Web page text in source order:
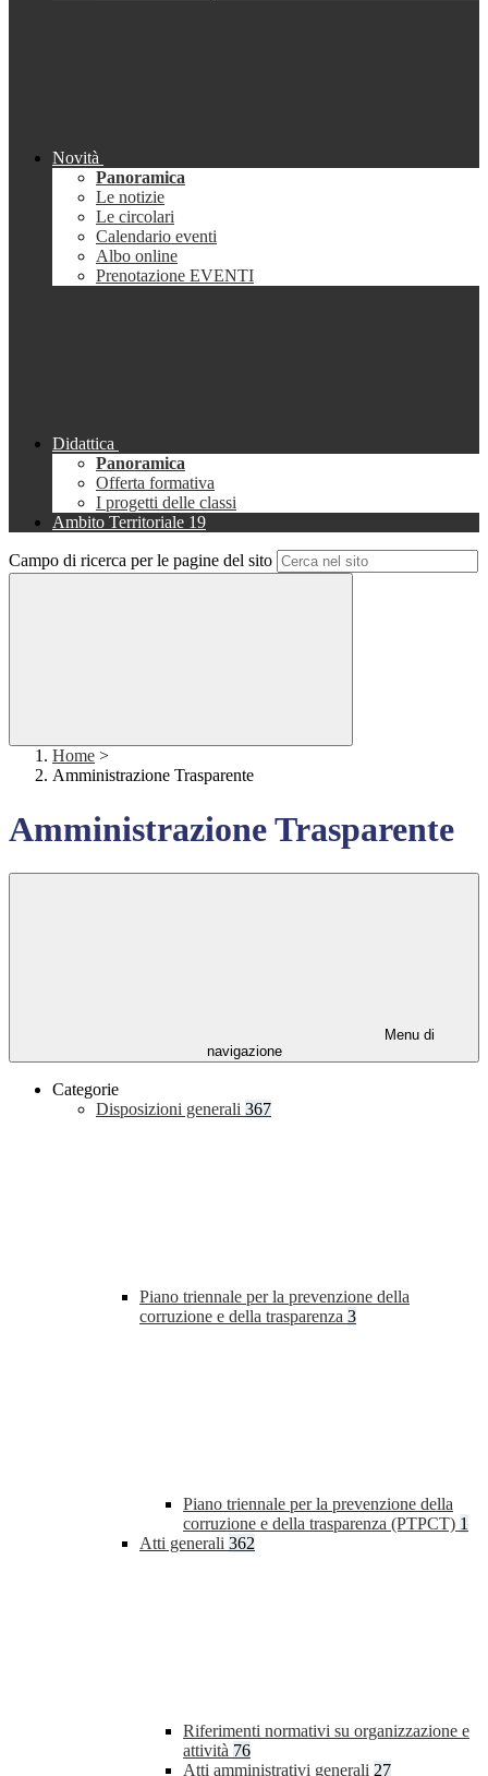
Novità
Panoramica
Le notizie
Le circolari
Calendario eventi
Albo online
Prenotazione EVENTI
Didattica
Panoramica
Offerta formativa
I progetti delle classi
Ambito Territoriale 19
Campo di ricerca per le pagine del sito
Home >
Amministrazione Trasparente
Amministrazione Trasparente
Menu di
navigazione
Categorie
Disposizioni generali 367
Piano triennale per la prevenzione della
corruzione e della trasparenza 3
Piano triennale per la prevenzione della
corruzione e della trasparenza (PTPCT) 1
Atti generali 362
Riferimenti normativi su organizzazione e
attività 76
Atti amministrativi generali 27